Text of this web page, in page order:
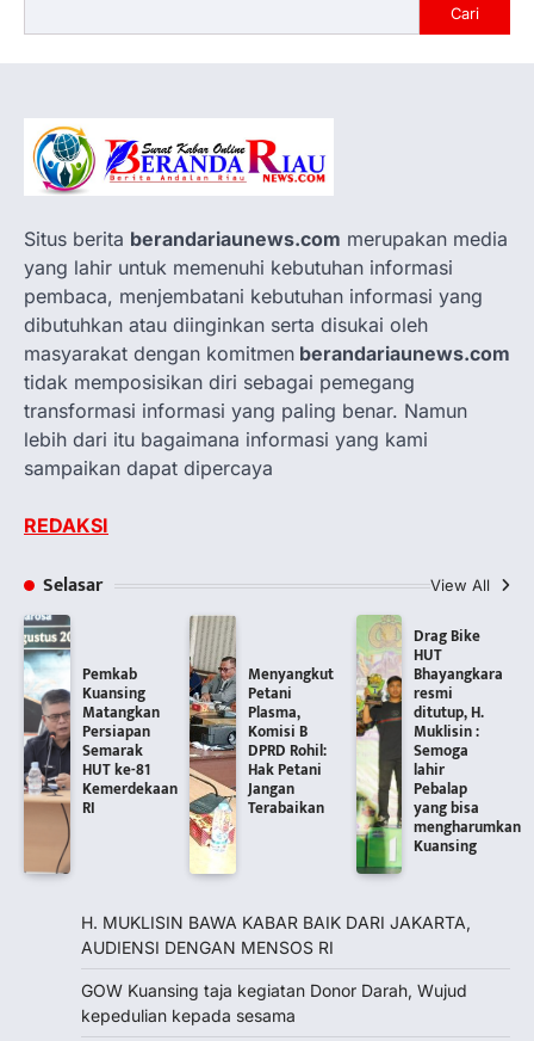
Cari
Situs berita berandariaunews.com merupakan media
yang lahir untuk memenuhi kebutuhan informasi
pembaca, menjembatani kebutuhan informasi yang
dibutuhkan atau diinginkan serta disukai oleh
masyarakat dengan komitmen berandariaunews.com
tidak memposisikan diri sebagai pemegang
transformasi informasi yang paling benar. Namun
lebih dari itu bagaimana informasi yang kami
sampaikan dapat dipercaya
REDAKSI
Selasar View All
Pemkab
Kuansing
Matangkan
Persiapan
Semarak
HUT ke-81
Kemerdekaan
RI
Menyangkut
Petani
Plasma,
Komisi B
DPRD Rohil:
Hak Petani
Jangan
Terabaikan
Drag Bike
HUT
Bhayangkara
resmi
ditutup, H.
Muklisin :
Semoga
lahir
Pebalap
yang bisa
mengharumkan
Kuansing
H. MUKLISIN BAWA KABAR BAIK DARI JAKARTA,
‎AUDIENSI DENGAN MENSOS RI
GOW Kuansing taja kegiatan Donor Darah, Wujud
kepedulian kepada sesama